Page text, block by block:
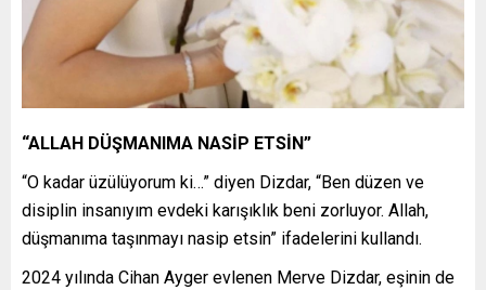
“ALLAH DÜŞMANIMA NASİP ETSİN”
“O kadar üzülüyorum ki…” diyen Dizdar, “Ben düzen ve
disiplin insanıyım evdeki karışıklık beni zorluyor. Allah,
düşmanıma taşınmayı nasip etsin” ifadelerini kullandı.
2024 yılında Cihan Ayger evlenen Merve Dizdar, eşinin de